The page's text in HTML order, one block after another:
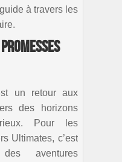
à travers les
un retour aux
des horizons
Pour les
Ultimates, c’est
aventures